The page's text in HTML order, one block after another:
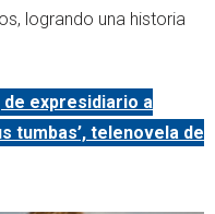
logrando una historia
expresidiario a
tumbas’, telenovela de